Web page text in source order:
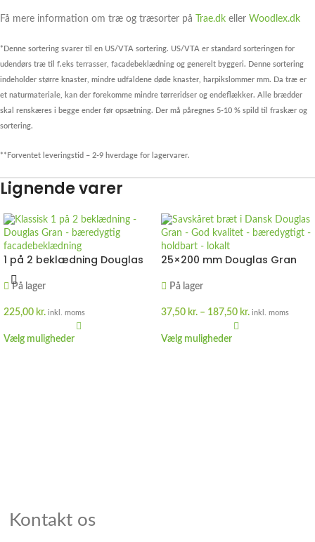
Få mere information om træ og træsorter på Trae.dk eller Woodlex.dk
*Denne sortering svarer til en US/VTA sortering. US/VTA er standard sorteringen for
udendørs træ til f.eks terrasser, facadebeklædning og generelt byggeri. Denne sortering
indeholder større knaster, mindre udfaldene døde knaster, harpikslommer mm. Da træ er
et naturmateriale, kan der forekomme mindre tørreridser og endeflækker. Alle brædder
skal renskæres i begge ender før opsætning. Der må påregnes 5-10 % spild til fraskær og
sortering.
**Forventet leveringstid – 2-9 hverdage for lagervarer.
Lignende varer
1 på 2 beklædning Douglas
Gran
På lager
225,00 kr. inkl. moms
Vælg muligheder
25×200 mm Douglas Gran
På lager
37,50 kr. – 187,50 kr. inkl. moms
Vælg muligheder
Kontakt os